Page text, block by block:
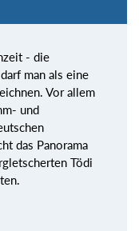
- die
man als eine
Vor allem
und
das Panorama
Tödi